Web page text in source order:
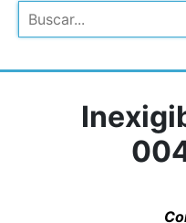
Pesquisar